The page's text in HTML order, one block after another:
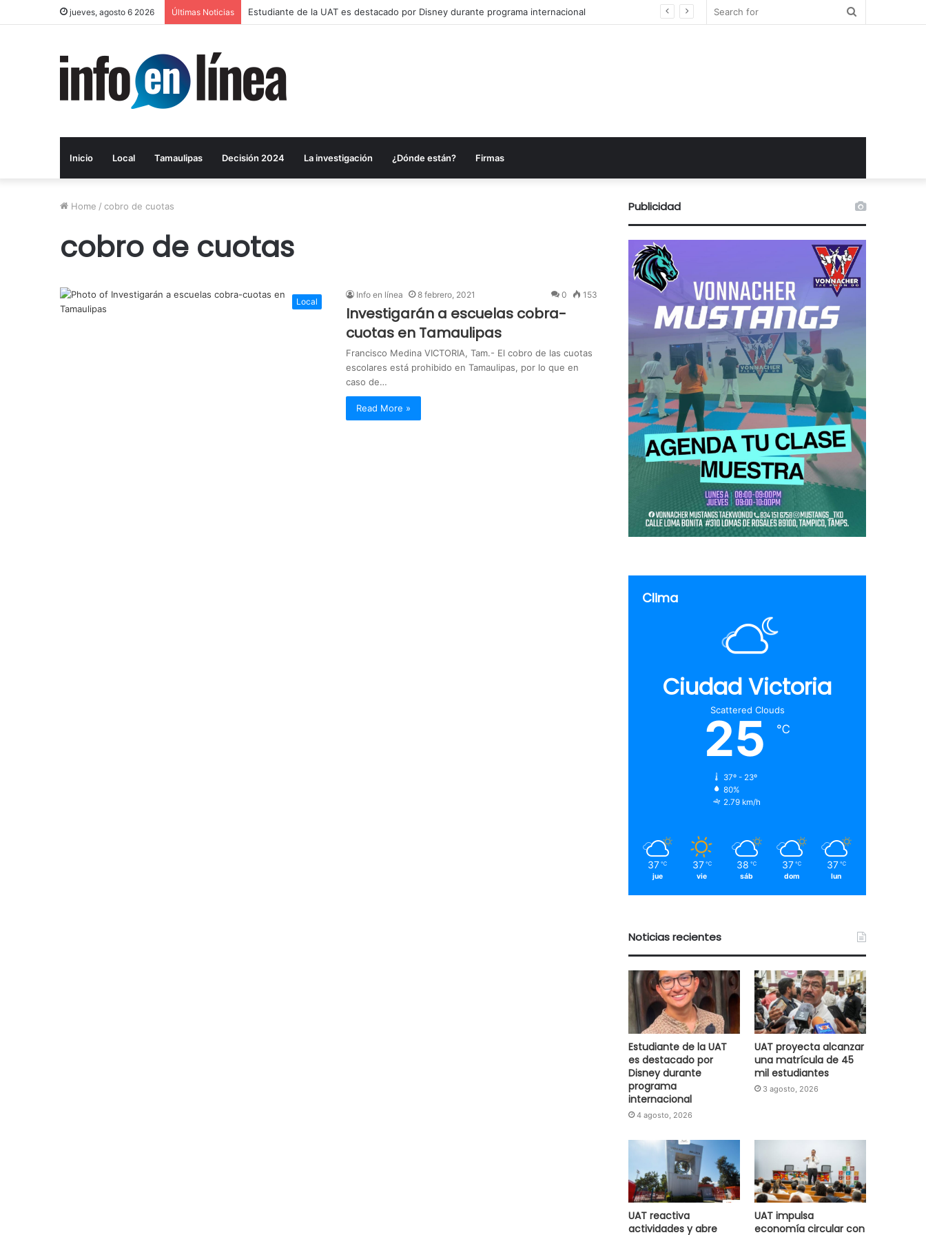
jueves, agosto 6 2026 Últimas Noticias Estudiante de la UAT es destacado por Disney durante programa internacional
Inicio Local Tamaulipas Decisión 2024 La investigación ¿Dónde están? Firmas
Home / cobro de cuotas
cobro de cuotas
Local
Info en línea 8 febrero, 2021 0 153
Investigarán a escuelas cobra-
cuotas en Tamaulipas
Francisco Medina VICTORIA, Tam.- El cobro de las cuotas
escolares está prohibido en Tamaulipas, por lo que en
caso de…
Read More »
Publicidad
Clima
Ciudad Victoria
Scattered Clouds
25 ℃
37º - 23º
80%
2.79 km/h
37 ℃
jue
37 ℃
vie
38 ℃
sáb
37 ℃
dom
37 ℃
lun
Noticias recientes
Estudiante de la UAT
es destacado por
Disney durante
programa
internacional
4 agosto, 2026
UAT proyecta alcanzar
una matrícula de 45
mil estudiantes
3 agosto, 2026
UAT reactiva
actividades y abre
UAT impulsa
economía circular con